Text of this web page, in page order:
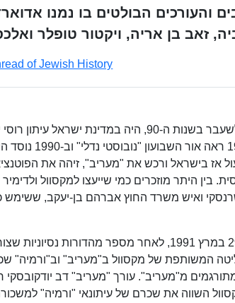
בין הכותבים והעורכים הבולטים בו נמנו
זאב בן אריה, ויקטור טופלר
of Jewish History
עם תחילת גל העלייה מברית המועצות לשעבר בשנות ה-90,
למפלגת העבודה
אז בישראל ורכש את "מעריב", זיהה את
בין היתר מוזכרים כמי שייעצו למקסוול ולדימיר
ואיש משרד החוץ אברהם בן-יעקב,
הגיליון הראשון של "ורמיה" ראה אור ב-29 במרץ 1991, לאחר
המשותפת של מקסוול ב"מעריב" וב"ורמיה"
מ"מעריב". עורך "מעריב" דב
השווה את שכרם של עיתונאי "ורמיה"